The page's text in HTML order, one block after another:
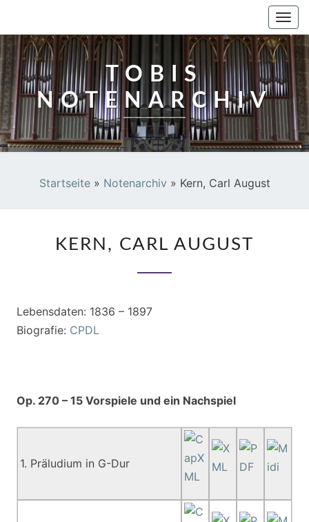
TOBIS
NOTENARCHIV
Startseite» Notenarchiv » Kern, Carl August
CARL
KERN, CARL AUGUST
Lebensdaten: 1836 – 1897
Biografie: CPDL
Op. 270 – 15 Vorspiele und ein Nachspiel
1. Präludium in G-Dur